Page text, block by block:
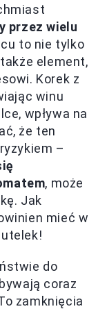
przez wielu
to nie tylko
element,
Korek z
winu
wpływa na
że ten
–
, może
Jak
mieć w
do
coraz
zamknięcia